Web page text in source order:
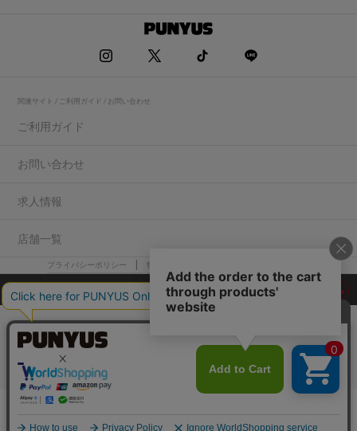
カートに入れる
関連サイト / ご利用ガイド / お問い合わせ
ご利用ガイド
お問い合わせ
求人情報
店舗一覧
プライバシーポリシー 特定商取引法に基づく表記
COPYRIGHT WEGO.Co.,Ltd.All rights reserved